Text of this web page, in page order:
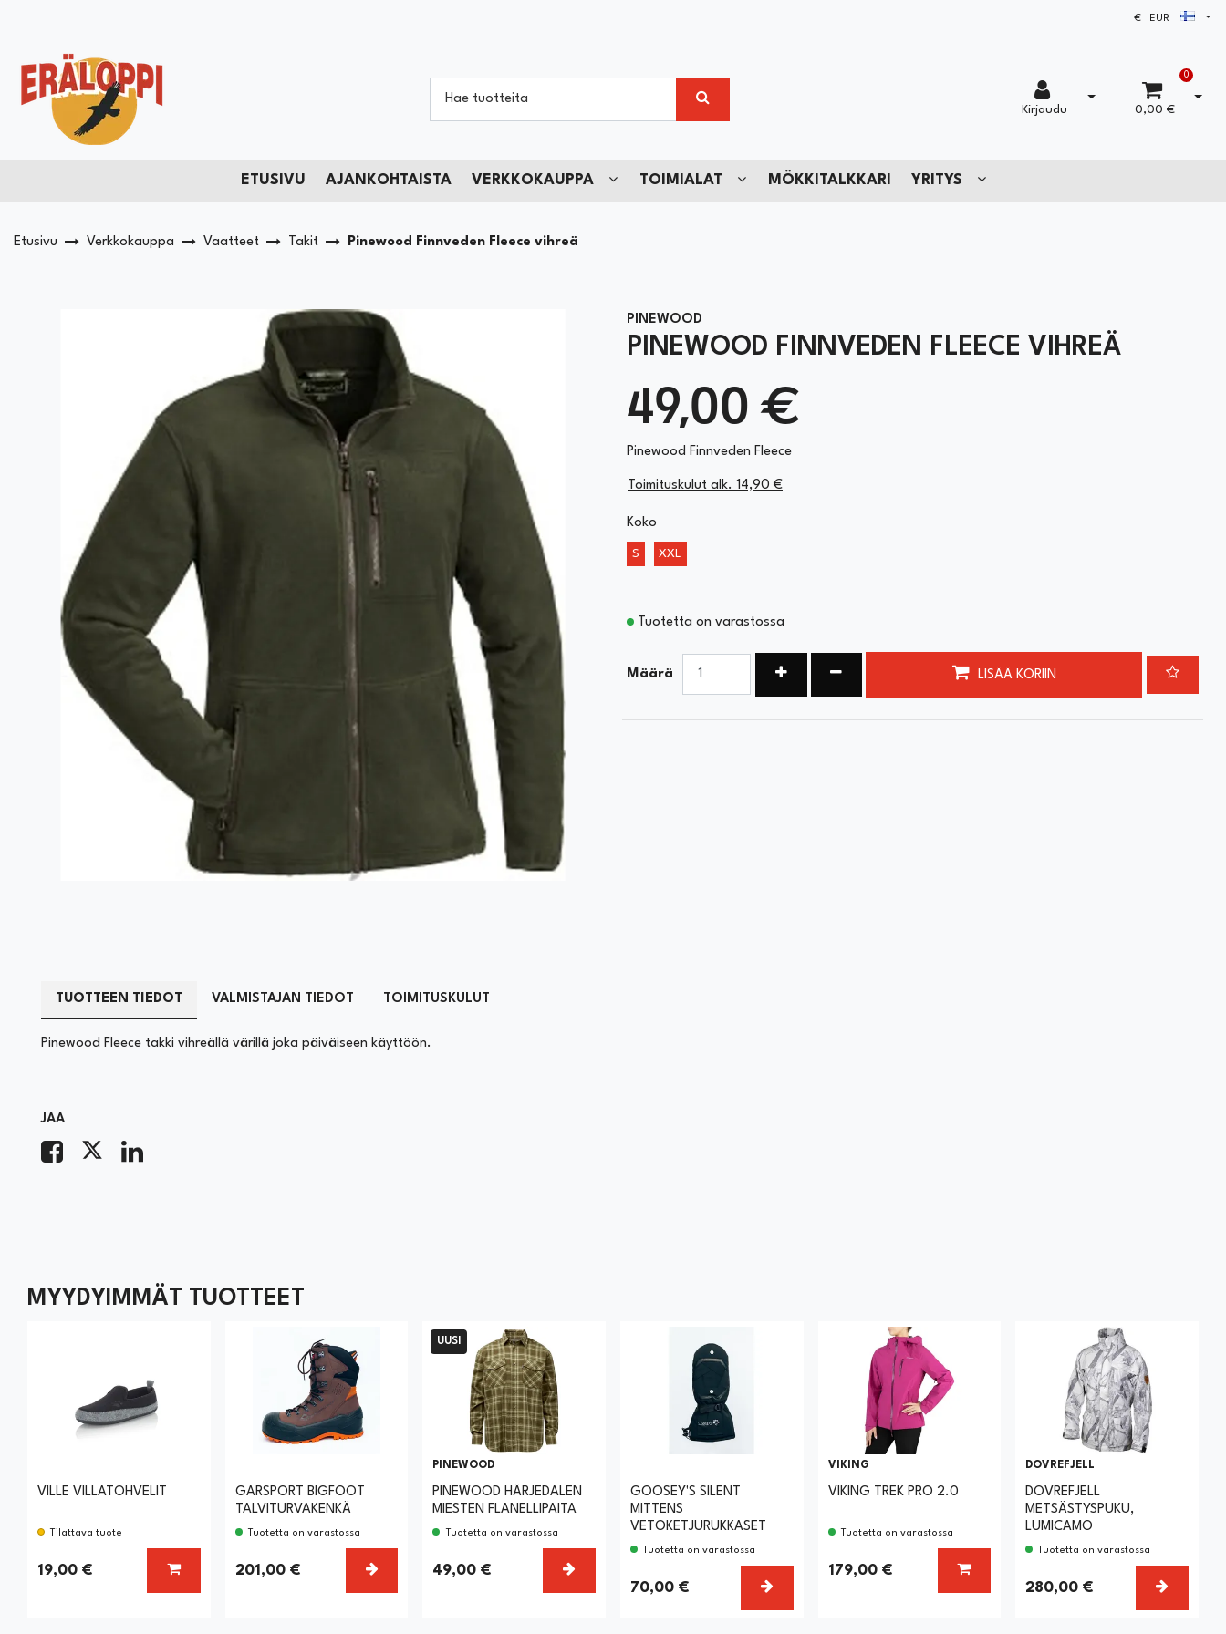
€ EUR
Kirjaudu
Avaa kirjautuminen
0
0,00 €
Avaa
ETUSIVU AJANKOHTAISTA VERKKOKAUPPA TOIMIALAT MÖKKITALKKARI YRITYS
Etusivu Verkkokauppa Vaatteet Takit Pinewood Finnveden Fleece vihreä
PINEWOOD
PINEWOOD FINNVEDEN FLEECE VIHREÄ
49,00 €
Pinewood Finnveden Fleece
Toimituskulut alk. 14,90 €
Koko
S XXL
Tuotetta on varastossa
Määrä Kasvata määrääVähennä määrää LISÄÄ KORIIN
TUOTTEEN TIEDOT VALMISTAJAN TIEDOT TOIMITUSKULUT
Pinewood Fleece takki vihreällä värillä joka päiväiseen käyttöön.
JAA
MYYDYIMMÄT TUOTTEET
VILLE VILLATOHVELIT
Tilattava tuote
19,00 € LISÄÄ KORIIN
GARSPORT BIGFOOT
TALVITURVAKENKÄ
Tuotetta on varastossa
201,00 € VALITSE VAIHTOEHTO
UUSI
PINEWOOD
PINEWOOD HÄRJEDALEN
MIESTEN FLANELLIPAITA
Tuotetta on varastossa
49,00 €
GOOSEY'S SILENT
MITTENS
VETOKETJURUKKASET
Tuotetta on varastossa
70,00 € VALITSE VAIHTOEHTO
VIKING
VIKING TREK PRO 2.0
Tuotetta on varastossa
179,00 € LISÄÄ KORIIN
DOVREFJELL
DOVREFJELL
METSÄSTYSPUKU,
LUMICAMO
Tuotetta on varastossa
280,00 €